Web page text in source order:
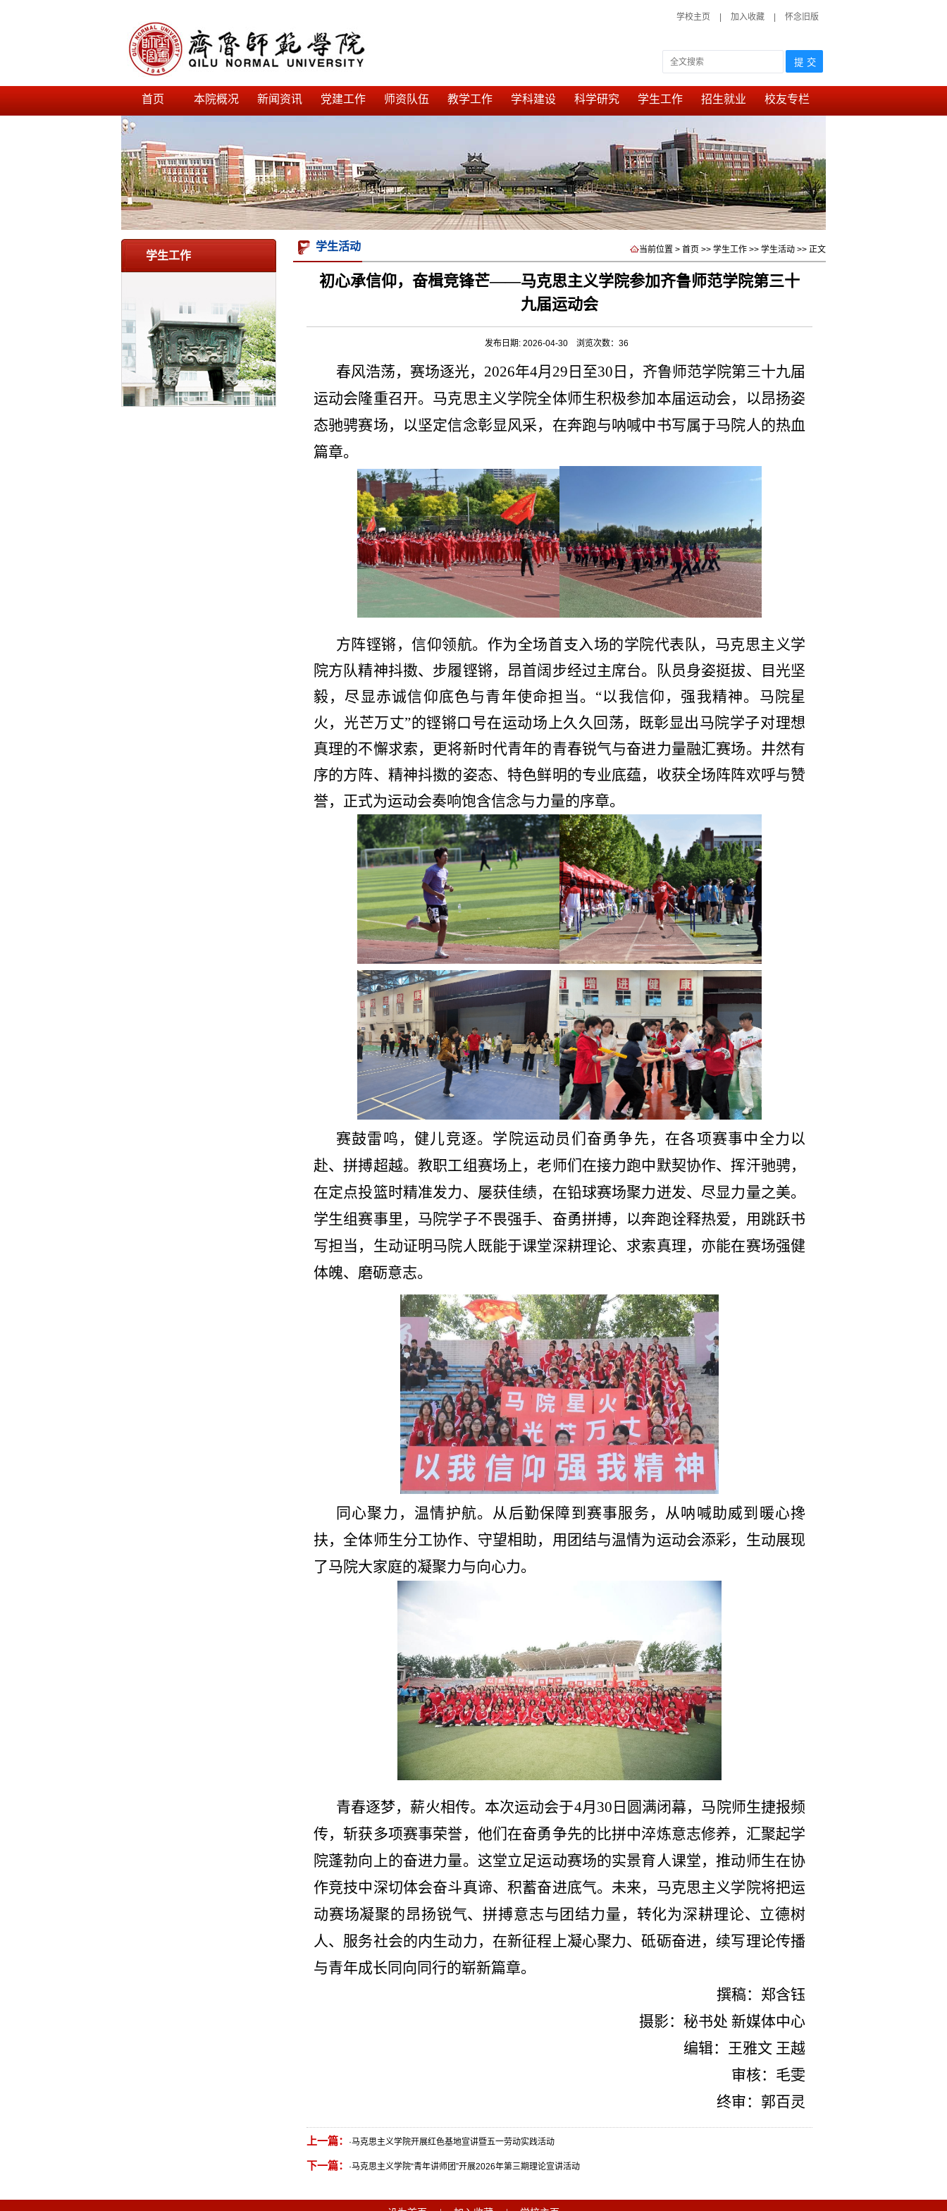
学校主页 加入收藏 怀念旧版
首页 本院概况 新闻资讯 党建工作 师资队伍 教学工作 学科建设 科学研究 学生工作 招生就业 校友专栏
学生工作 当前位置 > 首页 >> 学生工作 >> 学生活动 >> 正文
学生活动
初心承信仰，奋楫竞锋芒——马克思主义学院参加齐鲁师范学院第三十
九届运动会
发布日期: 2026-04-30 浏览次数： 36
春风浩荡，赛场逐光，2026年4月29日至30日，齐鲁师范学院第三十九届
运动会隆重召开。马克思主义学院全体师生积极参加本届运动会，以昂扬姿
态驰骋赛场，以坚定信念彰显风采，在奔跑与呐喊中书写属于马院人的热血
篇章。
方阵铿锵，信仰领航。作为全场首支入场的学院代表队，马克思主义学
院方队精神抖擞、步履铿锵，昂首阔步经过主席台。队员身姿挺拔、目光坚
毅，尽显赤诚信仰底色与青年使命担当。“以我信仰，强我精神。马院星
火，光芒万丈”的铿锵口号在运动场上久久回荡，既彰显出马院学子对理想
真理的不懈求索，更将新时代青年的青春锐气与奋进力量融汇赛场。井然有
序的方阵、精神抖擞的姿态、特色鲜明的专业底蕴，收获全场阵阵欢呼与赞
誉，正式为运动会奏响饱含信念与力量的序章。
赛鼓雷鸣，健儿竞逐。学院运动员们奋勇争先，在各项赛事中全力以
赴、拼搏超越。教职工组赛场上，老师们在接力跑中默契协作、挥汗驰骋，
在定点投篮时精准发力、屡获佳绩，在铅球赛场聚力迸发、尽显力量之美。
学生组赛事里，马院学子不畏强手、奋勇拼搏，以奔跑诠释热爱，用跳跃书
写担当，生动证明马院人既能于课堂深耕理论、求索真理，亦能在赛场强健
体魄、磨砺意志。
同心聚力，温情护航。从后勤保障到赛事服务，从呐喊助威到暖心搀
扶，全体师生分工协作、守望相助，用团结与温情为运动会添彩，生动展现
了马院大家庭的凝聚力与向心力。
青春逐梦，薪火相传。本次运动会于4月30日圆满闭幕，马院师生捷报频
传，斩获多项赛事荣誉，他们在奋勇争先的比拼中淬炼意志修养，汇聚起学
院蓬勃向上的奋进力量。这堂立足运动赛场的实景育人课堂，推动师生在协
作竞技中深切体会奋斗真谛、积蓄奋进底气。未来，马克思主义学院将把运
动赛场凝聚的昂扬锐气、拼搏意志与团结力量，转化为深耕理论、立德树
人、服务社会的内生动力，在新征程上凝心聚力、砥砺奋进，续写理论传播
与青年成长同向同行的崭新篇章。
撰稿：郑含钰
摄影：秘书处 新媒体中心
编辑：王雅文 王越
审核：毛雯
终审：郭百灵
上一篇： ·马克思主义学院开展红色基地宣讲暨五一劳动实践活动
下一篇： ·马克思主义学院“青年讲师团”开展2026年第三期理论宣讲活动